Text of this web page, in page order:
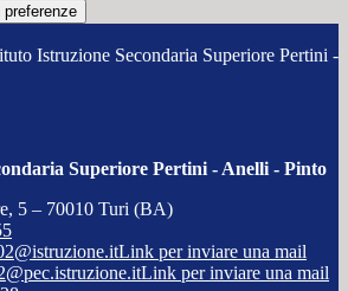
Istruzione Secondaria Superiore Pertini -
Superiore Pertini - Anelli - Pinto
5 – 70010 Turi (BA)
Link per inviare una mail
Link per inviare una mail